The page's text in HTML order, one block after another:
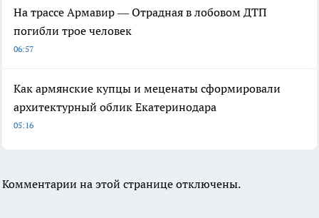
На трассе Армавир — Отрадная в лобовом ДТП
погибли трое человек
06:57
Как армянские купцы и меценаты сформировали
архитектурный облик Екатеринодара
05:16
Комментарии на этой странице отключены.